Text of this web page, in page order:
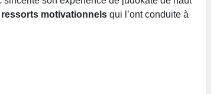
ressorts motivationnels qui l’ont conduite à